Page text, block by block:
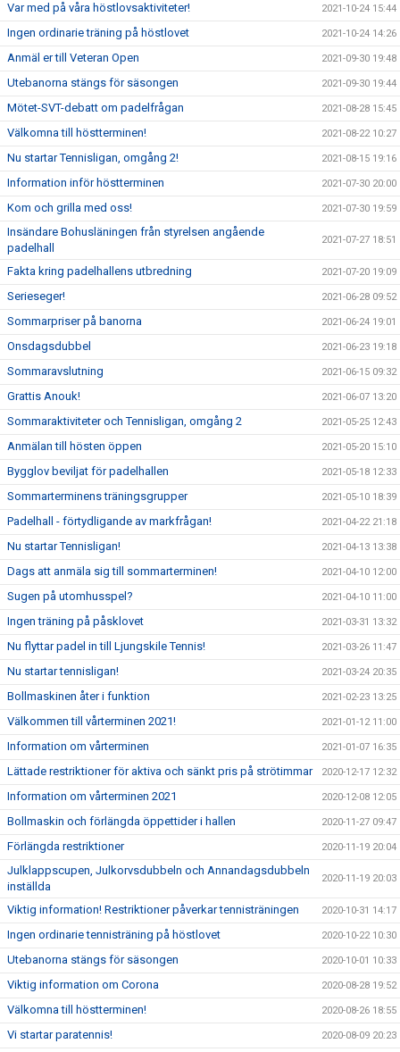
Var med på våra höstlovsaktiviteter! 2021-10-24 15:44
Ingen ordinarie träning på höstlovet 2021-10-24 14:26
Anmäl er till Veteran Open 2021-09-30 19:48
Utebanorna stängs för säsongen 2021-09-30 19:44
Mötet-SVT-debatt om padelfrågan 2021-08-28 15:45
Välkomna till höstterminen! 2021-08-22 10:27
Nu startar Tennisligan, omgång 2! 2021-08-15 19:16
Information inför höstterminen 2021-07-30 20:00
Kom och grilla med oss! 2021-07-30 19:59
Insändare Bohusläningen från styrelsen angående
padelhall
2021-07-27 18:51
Fakta kring padelhallens utbredning 2021-07-20 19:09
Serieseger! 2021-06-28 09:52
Sommarpriser på banorna 2021-06-24 19:01
Onsdagsdubbel 2021-06-23 19:18
Sommaravslutning 2021-06-15 09:32
Grattis Anouk! 2021-06-07 13:20
Sommaraktiviteter och Tennisligan, omgång 2 2021-05-25 12:43
Anmälan till hösten öppen 2021-05-20 15:10
Bygglov beviljat för padelhallen 2021-05-18 12:33
Sommarterminens träningsgrupper 2021-05-10 18:39
Padelhall - förtydligande av markfrågan! 2021-04-22 21:18
Nu startar Tennisligan! 2021-04-13 13:38
Dags att anmäla sig till sommarterminen! 2021-04-10 12:00
Sugen på utomhusspel? 2021-04-10 11:00
Ingen träning på påsklovet 2021-03-31 13:32
Nu flyttar padel in till Ljungskile Tennis! 2021-03-26 11:47
Nu startar tennisligan! 2021-03-24 20:35
Bollmaskinen åter i funktion 2021-02-23 13:25
Välkommen till vårterminen 2021! 2021-01-12 11:00
Information om vårterminen 2021-01-07 16:35
Lättade restriktioner för aktiva och sänkt pris på strötimmar 2020-12-17 12:32
Information om vårterminen 2021 2020-12-08 12:05
Bollmaskin och förlängda öppettider i hallen 2020-11-27 09:47
Förlängda restriktioner 2020-11-19 20:04
Julklappscupen, Julkorvsdubbeln och Annandagsdubbeln
inställda
2020-11-19 20:03
Viktig information! Restriktioner påverkar tennisträningen 2020-10-31 14:17
Ingen ordinarie tennisträning på höstlovet 2020-10-22 10:30
Utebanorna stängs för säsongen 2020-10-01 10:33
Viktig information om Corona 2020-08-28 19:52
Välkomna till höstterminen! 2020-08-26 18:55
Vi startar paratennis! 2020-08-09 20:23